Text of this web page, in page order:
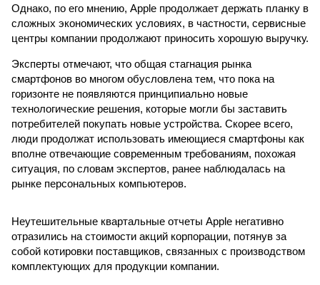
Однако, по его мнению, Apple продолжает держать планку в
сложных экономических условиях, в частности, сервисные
центры компании продолжают приносить хорошую выручку.
Эксперты отмечают, что общая стагнация рынка
смартфонов во многом обусловлена тем, что пока на
горизонте не появляются принципиально новые
технологические решения, которые могли бы заставить
потребителей покупать новые устройства. Скорее всего,
люди продолжат использовать имеющиеся смартфоны как
вполне отвечающие современным требованиям, похожая
ситуация, по словам экспертов, ранее наблюдалась на
рынке персональных компьютеров.
Неутешительные квартальные отчеты Apple негативно
отразились на стоимости акций корпорации, потянув за
собой котировки поставщиков, связанных с производством
комплектующих для продукции компании.